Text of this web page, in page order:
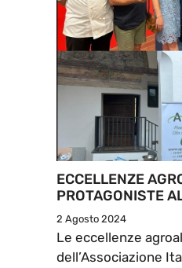
ECCELLENZE
PROTAGONISTE
2 Agosto 2024
Le eccellenze
dell’Associazione